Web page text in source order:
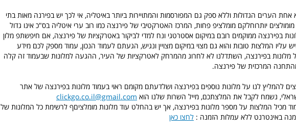
אחת הערים הגדולות וללא ספק גם המפורסמות והמתויירות ביותר באיטליה, אי לכך יש בפירנה מאות בתי
יותרוחלקם מומלציפ פחות, המרכז האטרקטיבי של פירנצה כמו רוב ערי איטליה בס"כ אינו גדול
בפירנצה ממוקמים רובם במיקום אסטרטגי ונח למדי לביקור באטרקציות של פירנצה, אם חיפשתפ מלון
עליו המלצות טובות והוא גם מצוי במיקום מצויין ונגיש, הגעתם לעמוד הנכון, עמוד מספק לכם מידע
מלונות בפירנצה, השתדלנו לא לחרוג מהמרחק לאטרקציות של העיר, ההגעה למלונות שבעמוד זה קלה
המרכזית של פירנצה.
להמליץ לנו על מלונות נוספים בפירנצה ושלדעתם מקומם ראוי בעמוד מלונות בפירנצה של אתר
נשמח לקבל את המלצתכם, מייל השרות שלנו הוא clickgo.co.il@gmail.com
מכיל המלצות על מספר מלונות בפירנצה, אך יש בהחלט עוד מלונות מומלציםף לרשימת כל המלונות של
באינטרנט ללא עמלות הזמנה : לחצו כאן